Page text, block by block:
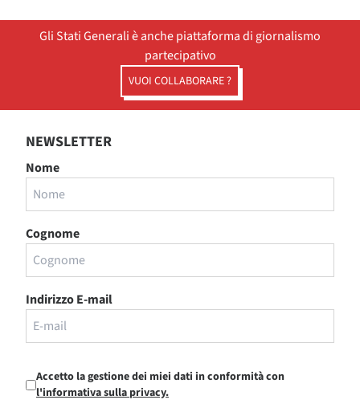
Gli Stati Generali è anche piattaforma di giornalismo
partecipativo
VUOI COLLABORARE ?
NEWSLETTER
Nome
Cognome
Indirizzo E-mail
Accetto la gestione dei miei dati in conformità con
l'informativa sulla privacy.